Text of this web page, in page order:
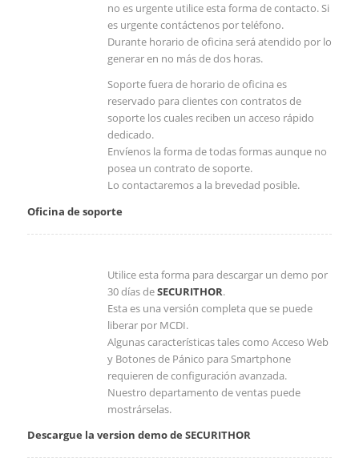
no es urgente utilice esta forma de contacto. Si
es urgente contáctenos por teléfono.
Durante horario de oficina será atendido por lo
generar en no más de dos horas.
Soporte fuera de horario de oficina es
reservado para clientes con contratos de
soporte los cuales reciben un acceso rápido
dedicado.
Envíenos la forma de todas formas aunque no
posea un contrato de soporte.
Lo contactaremos a la brevedad posible.
Oficina de soporte
Utilice esta forma para descargar un demo por
30 días deSECURITHOR.
Esta es una versión completa que se puede
liberar por MCDI.
Algunas características tales como Acceso Web
y Botones de Pánico para Smartphone
requieren de configuración avanzada.
Nuestro departamento de ventas puede
mostrárselas.
Descargue la version demo de SECURITHOR